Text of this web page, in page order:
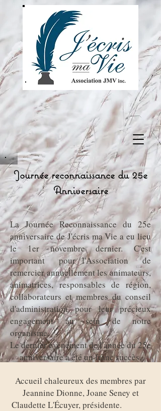
Journée reconnaissance du 25e
Anniversaire
La Journée Reconnaissance du 25e
anniversaire de J'écris ma Vie a eu lieu
le 1er novembre dernier. C'est
important pour l'Association de
remercier annuellement les animateurs,
animatrices, responsables de région,
collaborateurs et membres du conseil
d'administration pour leur précieux
engagement au sein de notre
organisme.
Le dernier événement de l'année du 25e
anniversaire a été un franc succès.
Accueil chaleureux des membres par
Jeannine Dionne, Joane Seney et
Claudette L'Écuyer, présidente.